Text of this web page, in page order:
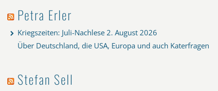
Petra Erler
Kriegszeiten: Juli-Nachlese 2. August 2026
Über Deutschland, die USA, Europa und auch Katerfragen
Stefan Sell